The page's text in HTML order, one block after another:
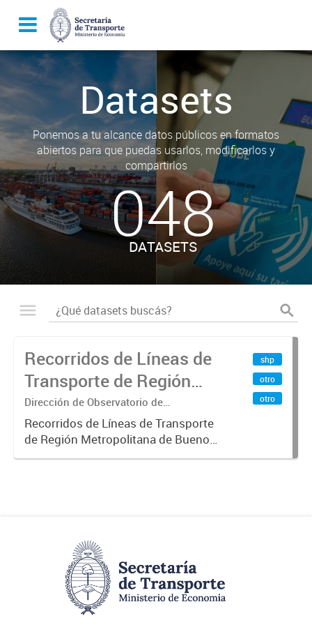
Datasets
Ponemos a tu alcance datos públicos en formatos
abiertos para que puedas usarlos, modificarlos y
compartirlos
048
DATASETS
Recorridos de Líneas de
Transporte de Región
Metropolitana de
Buenos Aires (RMBA)
Dirección de Observatorio de
Transporte, Estudio y Sistemas
Recorridos de Líneas de Transporte
de Región Metropolitana de Buenos
Aires (RMBA).-
shp
otro
otro